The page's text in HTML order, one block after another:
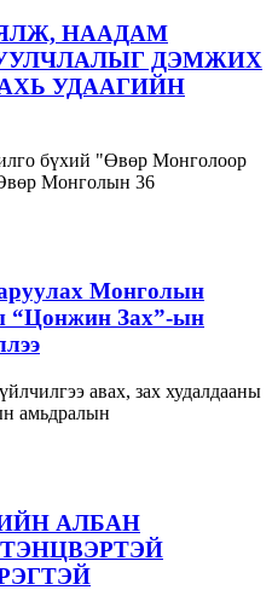
НААДАМ
ДЭМЖИХ
УДААГИЙН
бүхий "Өвөр Монголоор
Өвөр Монголын 36
Монголын
“Цонжин Зах”-ын
авах, зах худалдааны
амьдралын
АЛБАН